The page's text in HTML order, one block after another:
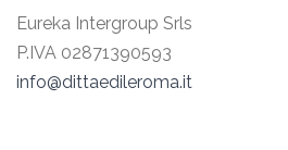
Eureka Intergroup Srls
P.IVA 02871390593
info@dittaedileroma.it